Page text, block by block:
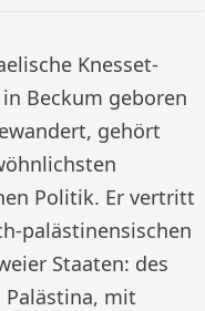
Knesset-
Beckum geboren
gehört
Politik. Er vertritt
palästinensischen
Staaten: des
Palästina, mit